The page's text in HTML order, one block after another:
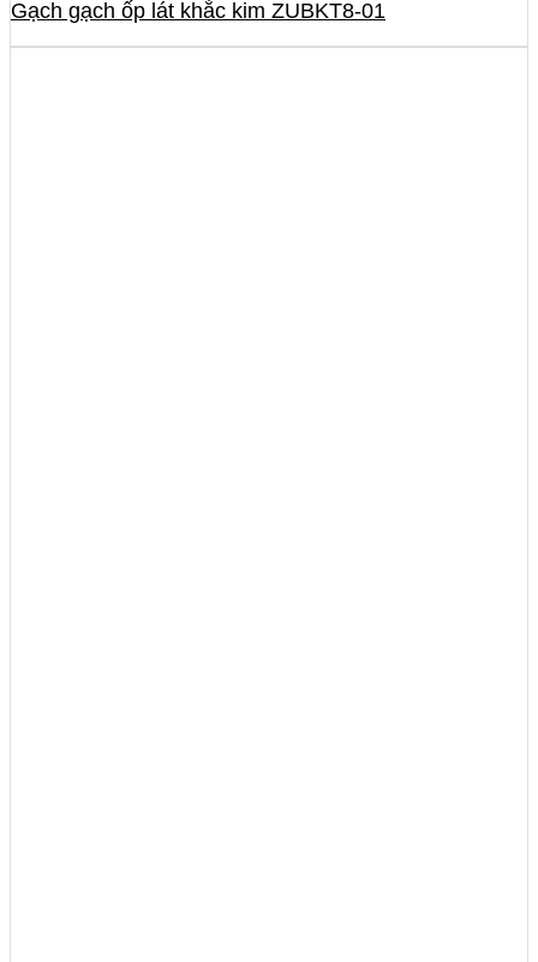
Gạch gạch ốp lát khắc kim ZUBKT8-01